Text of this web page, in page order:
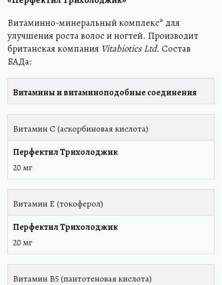
Витаминно-минеральный комплекс* для
улучшения роста волос и ногтей. Производит
британская компания Vitabiotics Ltd. Состав
БАДа:
Витамины и витаминоподобные соединения
Витамин С (аскорбиновая кислота)
20 мг
Витамин Е (токоферол)
20 мг
Витамин В5 (пантотеновая кислота)